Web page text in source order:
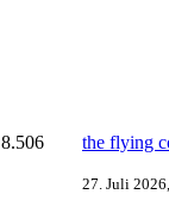
8.506 the flying
27. Juli